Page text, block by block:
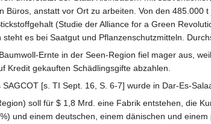
Büros, anstatt vor Ort zu arbeiten. Von den
(Studie der Alliance for a Green
steht es bei Saatgut und Pflanzenschutzmitteln.
Ernte in der Seen-Region fiel mager aus,
Kredit gekauften Schädlingsgifte abzahlen.
SAGCOT [s. TI Sept. 16, S. 6-7] wurde in Dar-Es-
soll für $ 1,8 Mrd. eine Fabrik entstehen, die
und einem deutschen, einem dänischen und